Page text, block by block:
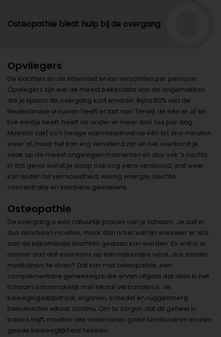
Osteopathie biedt hulp bij de overgang
Opvliegers
De klachten en de intensiteit ervan verschillen per persoon.
Opvliegers zijn wel de meest bekendste van de ongemakken
die je tijdens de overgang kunt ervaren. Bijna 80% van de
Nederlandse vrouwen heeft er last van. Terwijl de één er af en
toe eentje heeft, heeft de ander er meer dan zes per dag.
Meestal zakt zo’n hevige warmteaanval na één tot drie minuten
weer af, maar het kan erg vervelend zijn en het overkomt je
vaak op de meest ongelegen momenten en dus ook ’s nachts.
In dat geval wordt je slaap ook nog eens verstoord, wat weer
kan leiden tot vermoeidheid, weinig energie, slechte
concentratie en sombere gevoelens.
Osteopathie
De overgang is een natuurlijk proces van je lichaam. Je zult er
dus doorheen moeten, maar dan is het wel fijn wanneer er iets
aan de bijkomende klachten gedaan kan worden. En wat is er
mooier dan dat eveneens op een natuurlijke wijze, dus zonder
medicijnen, te doen? Dat kan met osteopathie, een
complementaire geneeswijze die ervan uitgaat dat alles in het
lichaam onlosmakelijk met elkaar verbonden is. Je
bewegingsapparaat, organen, schedel en ruggenmerg
beïnvloeden elkaar continu. Om te zorgen dat dit geheel in
balans blijft, moeten alle onderdelen goed functioneren en een
goede beweeglijkheid hebben.